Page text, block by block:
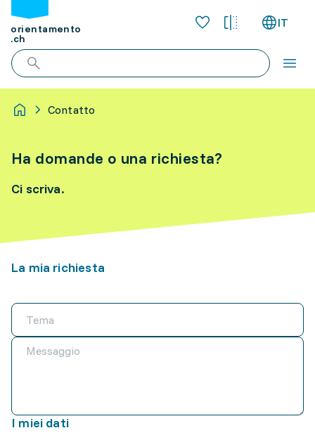
orientamento
.ch
IT
Contatto
Ha domande o una richiesta?
Ci scriva.
La mia richiesta
I miei dati